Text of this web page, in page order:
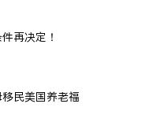
再决定！
民美国养老福